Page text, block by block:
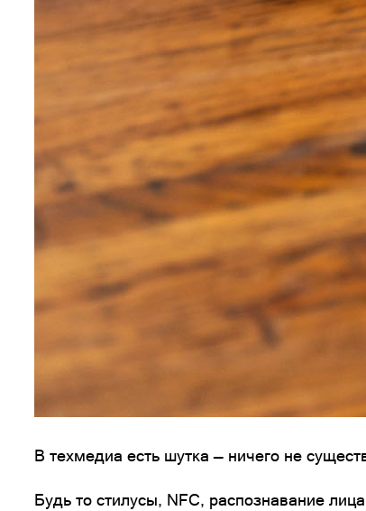
В техмедиа есть шутка — ничего не
Будь то стилусы, NFC, распознавание